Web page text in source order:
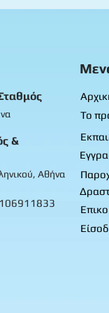
&
Αθήνα
Το